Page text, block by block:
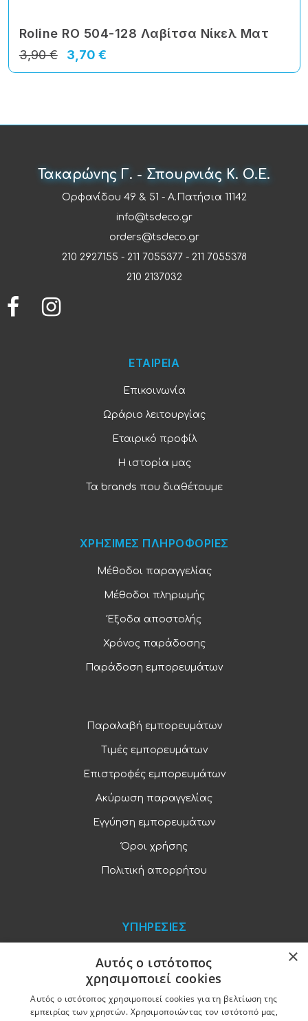
Roline RO 504-128 Λαβίτσα Νίκελ Ματ
3,70 €
3,90 €
Τακαρώνης Γ. - Σπουρνιάς Κ. Ο.Ε.
Ορφανίδου 49 & 51 - Α.Πατήσια 11142
info@tsdeco.gr
orders@tsdeco.gr
210 2927155 - 211 7055377- 211 7055378
210 2137032
ΕΤΑΙΡΕΙΑ
Επικοινωνία
Ωράριο λειτουργίας
Εταιρικό προφίλ
Η ιστορία μας
Τα brands που διαθέτουμε
ΧΡΗΣΙΜΕΣ ΠΛΗΡΟΦΟΡΙΕΣ
Μέθοδοι παραγγελίας
Μέθοδοι πληρωμής
Έξοδα αποστολής
Χρόνος παράδοσης
Παράδοση εμπορευμάτων
Παραλαβή εμπορευμάτων
Τιμές εμπορευμάτων
Επιστροφές εμπορευμάτων
Ακύρωση παραγγελίας
Εγγύηση εμπορευμάτων
Όροι χρήσης
Πολιτική απορρήτου
ΥΠΗΡΕΣΙΕΣ
Παραγγελίες και πληρωμές
Χονδρική πώληση
×
Αυτός ο ιστότοπος
χρησιμοποιεί cookies
Αυτός ο ιστότοπος χρησιμοποιεί cookies για τη βελτίωση της
εμπειρίας των χρηστών. Χρησιμοποιώντας τον ιστότοπό μας,